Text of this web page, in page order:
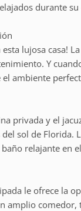
durante su
lujosa casa!
Y
ambiente
privada y el
sol de Florida.
relajante en
le ofrece la
amplio